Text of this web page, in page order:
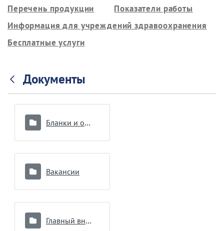
Перечень продукции
Показатели работы
Информация для учреждений здравоохранения
Бесплатные услуги
Документы
Бланки и образцы документов
Вакансии
Главный внештатный специалист